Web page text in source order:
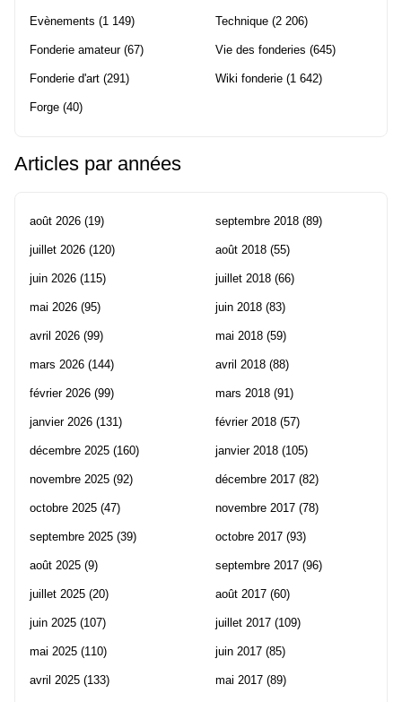
Evènements (1 149)
Fonderie amateur(67)
Fonderie d'art (291)
Forge (40)
Technique (2 206)
Vie des fonderies (645)
Wiki fonderie (1 642)
Articles par années
août 2026 (19)
juillet 2026 (120)
juin 2026 (115)
mai 2026 (95)
avril 2026 (99)
mars 2026 (144)
février 2026 (99)
janvier 2026 (131)
décembre 2025 (160)
novembre 2025 (92)
octobre 2025 (47)
septembre 2025 (39)
août 2025 (9)
juillet 2025 (20)
juin 2025 (107)
mai 2025 (110)
avril 2025 (133)
septembre 2018 (89)
août 2018 (55)
juillet 2018 (66)
juin 2018 (83)
mai 2018 (59)
avril 2018 (88)
mars 2018 (91)
février 2018 (57)
janvier 2018 (105)
décembre 2017 (82)
novembre 2017 (78)
octobre 2017 (93)
septembre 2017 (96)
août 2017 (60)
juillet 2017 (109)
juin 2017 (85)
mai 2017 (89)